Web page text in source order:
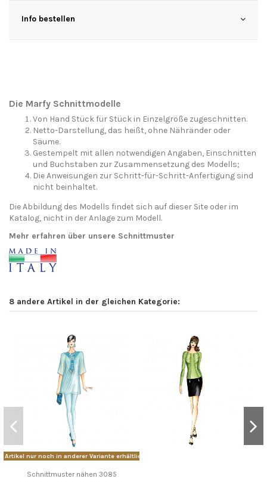
Info bestellen
Die Marfy Schnittmodelle
Von Hand Stück für Stück in Einzelgröße zugeschnitten.
Netto-Darstellung, das heißt, ohne Nähränder oder
Säume.
Gestempelt mit allen notwendigen Angaben, Einschnitten
und Buchstaben zur Zusammensetzung des Modells;
Die Anweisungen zur Schritt-für-Schritt-Anfertigung sind
nicht beinhaltet.
Die Abbildung des Modells findet sich auf dieser Site oder im
Katalog, nicht in der Anlage zum Modell.
Mehr erfahren über unsere Schnittmuster
8 andere Artikel in der gleichen Kategorie:
Artikel nur noch in anderer Variante erhältlich
Schnittmuster nähen 3085